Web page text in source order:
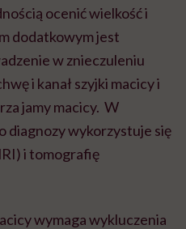
ocenić wielkość i
dodatkowym jest
w znieczuleniu
i kanał szyjki macicy i
jamy macicy. W
diagnozy wykorzystuje się
i tomografię
wymaga wykluczenia